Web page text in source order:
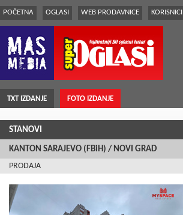
POČETNA OGLASI WEB PRODAVNICE KORISNICI
TXT IZDANJE FOTO IZDANJE
STANOVI
KANTON SARAJEVO (FBiH) / NOVI GRAD
PRODAJA